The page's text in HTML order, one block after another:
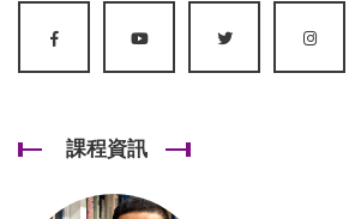
課程資訊